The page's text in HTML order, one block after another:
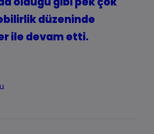
düzeninde
ile devam etti.